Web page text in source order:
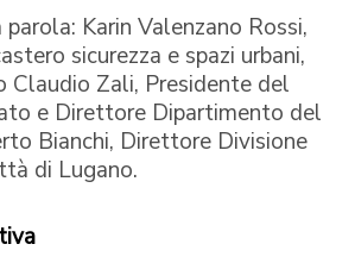
Karin Valenzano Rossi,
sicurezza e spazi urbani,
Claudio Zali, Presidente del
e Direttore Dipartimento del
Bianchi, Direttore Divisione
di Lugano.